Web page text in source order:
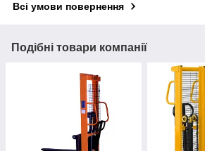
Всі умови повернення
Подібні товари компанії